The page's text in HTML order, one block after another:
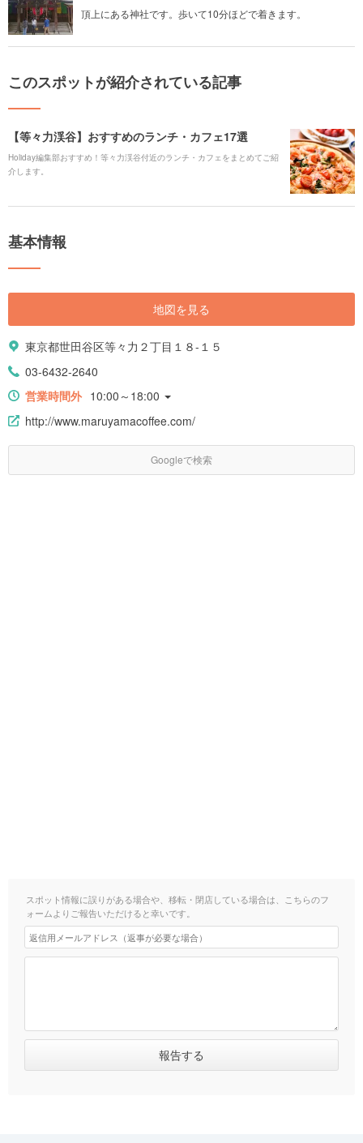
頂上にある神社です。歩いて10分ほどで着きます。
このスポットが紹介されている記事
【等々力渓谷】おすすめのランチ・カフェ17選
Holiday編集部おすすめ！等々力渓谷付近のランチ・カフェをまとめてご紹
介します。
基本情報
地図を見る
東京都世田谷区等々力２丁目１８-１５
03-6432-2640
営業時間外 10:00～18:00
http://www.maruyamacoffee.com/
Googleで検索
スポット情報に誤りがある場合や、移転・閉店している場合は、こちらのフ
ォームよりご報告いただけると幸いです。